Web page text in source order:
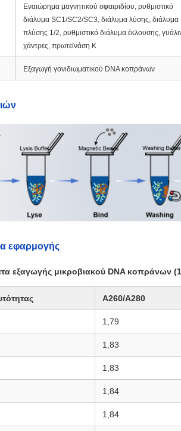
Εναιώρημα μαγνητικού σφαιριδίου, ρυθμιστικό
διάλυμα SC1/SC2/SC3, διάλυμα λύσης, διάλυμα
πλύσης 1/2, ρυθμιστικό διάλυμα έκλουσης,
χάντρες, πρωτεϊνάση Κ
Εξαγωγή γονιδιωματικού DNA κοπράνων
εφαρμογής
εξαγωγής μικροβιακού DNA κοπράνων
A260/A280
1,79
1,83
1,83
1,84
1,84